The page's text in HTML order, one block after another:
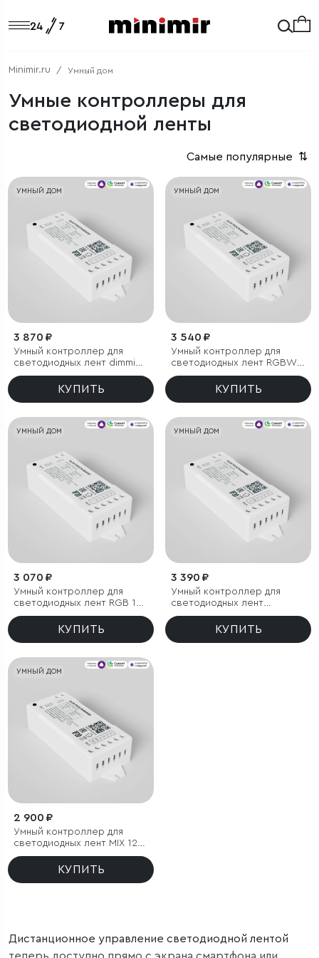
Minimir.ru Умный дом
Умные контроллеры для
светодиодной ленты
Самые популярные ⇅
УМНЫЙ ДОМ
3 870 ₽
Умный контроллер для
светодиодных лент dimming
12-24 В
КУПИТЬ
УМНЫЙ ДОМ
3 540 ₽
Умный контроллер для
светодиодных лент RGBW
12-24 В
КУПИТЬ
УМНЫЙ ДОМ
3 070 ₽
Умный контроллер для
светодиодных лент RGB 12-
24 В
КУПИТЬ
УМНЫЙ ДОМ
3 390 ₽
Умный контроллер для
светодиодных лент
RGBWW 12-24 В
КУПИТЬ
УМНЫЙ ДОМ
2 900 ₽
Умный контроллер для
светодиодных лент MIX 12-
24 В
КУПИТЬ
Дистанционное управление светодиодной лентой